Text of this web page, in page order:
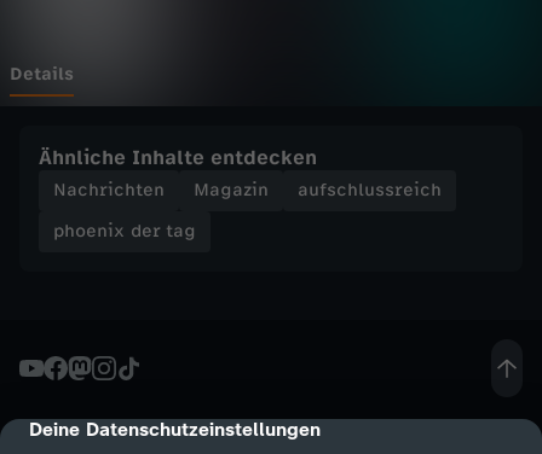
cmp-dialog-description
Deine Datenschutzeinstellungen
g
K
n
e
Details
Ähnliche Inhalte entdecken
Nachrichten Magazin
aufschlussreich
phoenix der tag